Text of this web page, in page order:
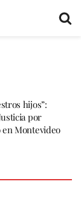
hijos”:
por
Montevideo